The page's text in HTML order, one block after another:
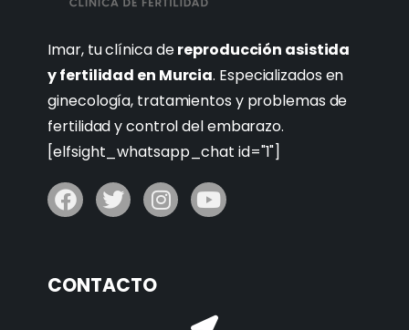
Imar, tu clínica dereproducción asistida
y fertilidad en Murcia. Especializados en
ginecología, tratamientos y problemas de
fertilidad y control del embarazo.
[elfsight_whatsapp_chat id="1"]
CONTACTO